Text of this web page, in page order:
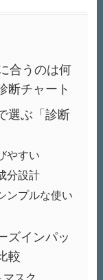
合うのは何
断チャート
選ぶ「診断
やすい
分設計
ンプルな使い
ズインパッ
較
スク